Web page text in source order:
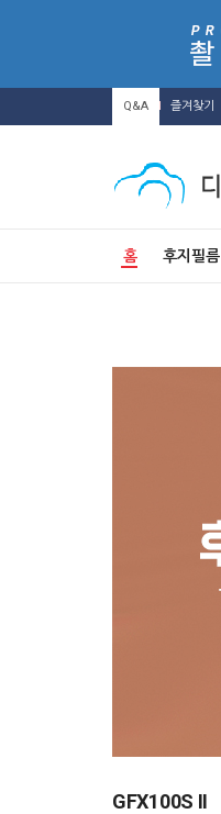
Q&A 즐겨찾기
홈 후지필름
GFX100S II